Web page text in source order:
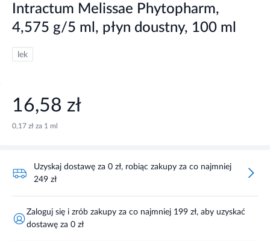
Intractum Melissae Phytopharm,
4,575 g/5 ml, płyn doustny, 100 ml
lek
16,58 zł
0,17 zł za 1 ml
Uzyskaj dostawę za 0 zł, robiąc zakupy za co najmniej
249 zł
Zaloguj się i zrób zakupy za co najmniej 199 zł, aby uzyskać
dostawę za 0 zł